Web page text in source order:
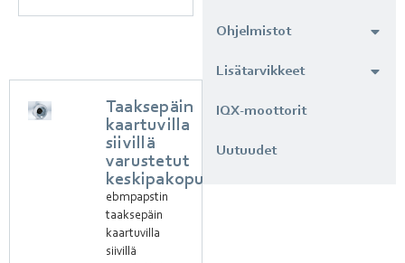
Taaksepäin
kaartuvilla
siivillä
varustetut
keskipakopuhaltimet
ebmpapstin
taaksepäin
kaartuvilla
siivillä
Ohjelmistot
Lisätarvikkeet
IQX-moottorit
Uutuudet